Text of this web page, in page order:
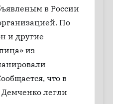
в России
По
и другие
из
что в
легли